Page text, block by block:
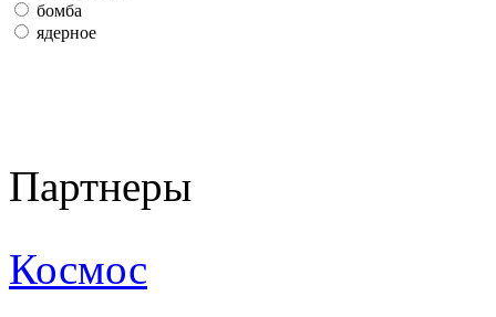
бомба
ядерное
Партнеры
Космос